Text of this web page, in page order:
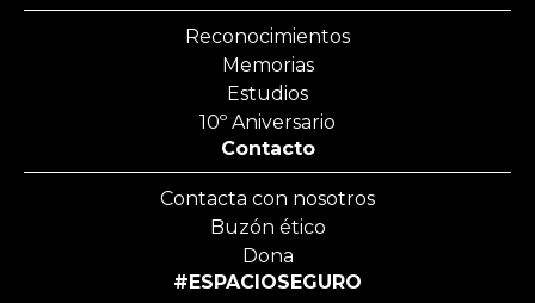
Reconocimientos
Memorias
Estudios
10º Aniversario
Contacto
Contacta con nosotros
Buzón ético
Dona
#ESPACIOSEGURO